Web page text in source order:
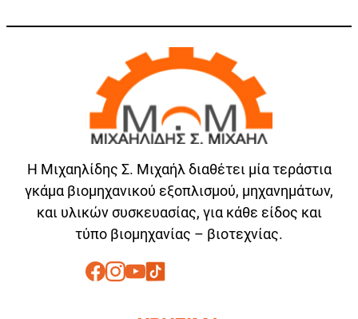
Η Μιχαηλίδης Σ. Μιχαήλ διαθέτει μία τεράστια
γκάμα βιομηχανικού εξοπλισμού, μηχανημάτων,
και υλικών συσκευασίας, για κάθε είδος και
τύπο βιομηχανίας – βιοτεχνίας.